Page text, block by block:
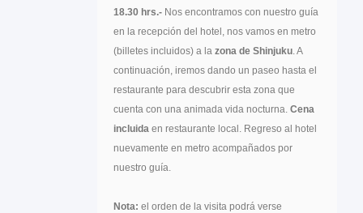
18.30 hrs.- Nos encontramos con nuestro guía
en la recepción del hotel, nos vamos en metro
(billetes incluidos) a la zona de Shinjuku . A
continuación, iremos dando un paseo hasta el
restaurante para descubrir esta zona que
cuenta con una animada vida nocturna. Cena
incluida en restaurante local. Regreso al hotel
nuevamente en metro acompañados por
nuestro guía.
Nota: el orden de la visita podrá verse